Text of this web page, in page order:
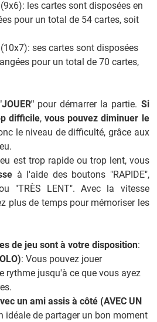
(9x6): les cartes sont disposées en
pour un total de 54 cartes, soit
(10x7): ses cartes sont disposées
pour un total de 70 cartes,
pour démarrer la partie. Si
difficile,vous pouvez diminuer le
le niveau de difficulté, grâce aux
est trop rapide ou trop lent, vous
à l'aide des boutons "RAPIDE",
"TRÈS LENT". Avec la vitesse
plus de temps pour mémoriser les
de jeu sont à votre disposition:
: Vous pouvez jouer
rythme jusqu'à ce que vous ayez
un ami assis à côté (AVEC UN
idéale de partager un bon moment